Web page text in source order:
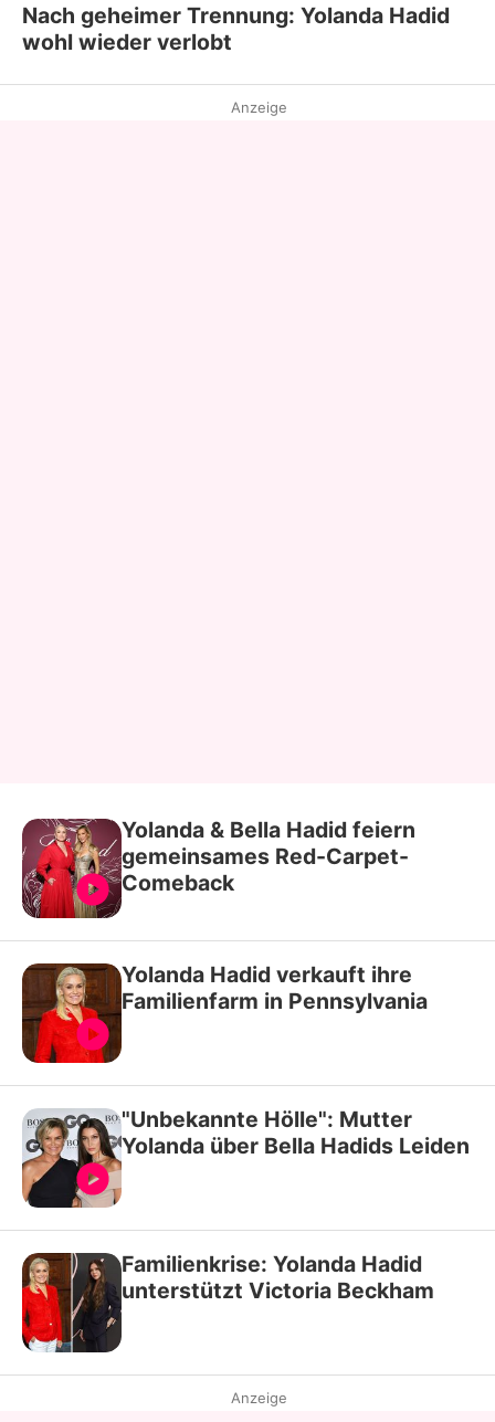
Nach geheimer Trennung: Yolanda Hadid
wohl wieder verlobt
Anzeige
Yolanda & Bella Hadid feiern
gemeinsames Red-Carpet-
Comeback
Yolanda Hadid verkauft ihre
Familienfarm in Pennsylvania
"Unbekannte Hölle": Mutter
Yolanda über Bella Hadids Leiden
Familienkrise: Yolanda Hadid
unterstützt Victoria Beckham
Anzeige